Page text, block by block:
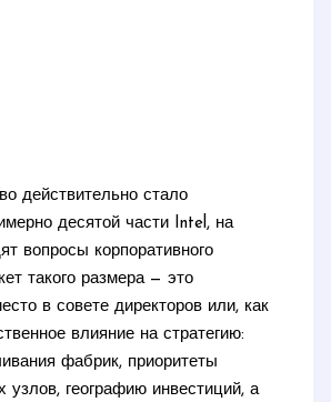
действительно стало
десятой части Intel, на
вопросы корпоративного
такого размера — это
в совете директоров или, как
влияние на стратегию:
фабрик, приоритеты
узлов, географию инвестиций, а